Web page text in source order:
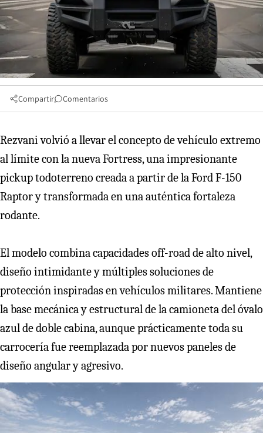
Compartir Comentarios
Rezvani volvió a llevar el concepto de vehículo extremo
al límite con la nueva Fortress, una impresionante
pickup todoterreno creada a partir de la Ford F-150
Raptor y transformada en una auténtica fortaleza
rodante.
El modelo combina capacidades off-road de alto nivel,
diseño intimidante y múltiples soluciones de
protección inspiradas en vehículos militares. Mantiene
la base mecánica y estructural de la camioneta del óvalo
azul de doble cabina, aunque prácticamente toda su
carrocería fue reemplazada por nuevos paneles de
diseño angular y agresivo.